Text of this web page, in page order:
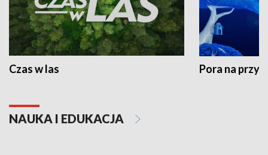
Czas w las Pora na
NAUKA I EDUKACJA